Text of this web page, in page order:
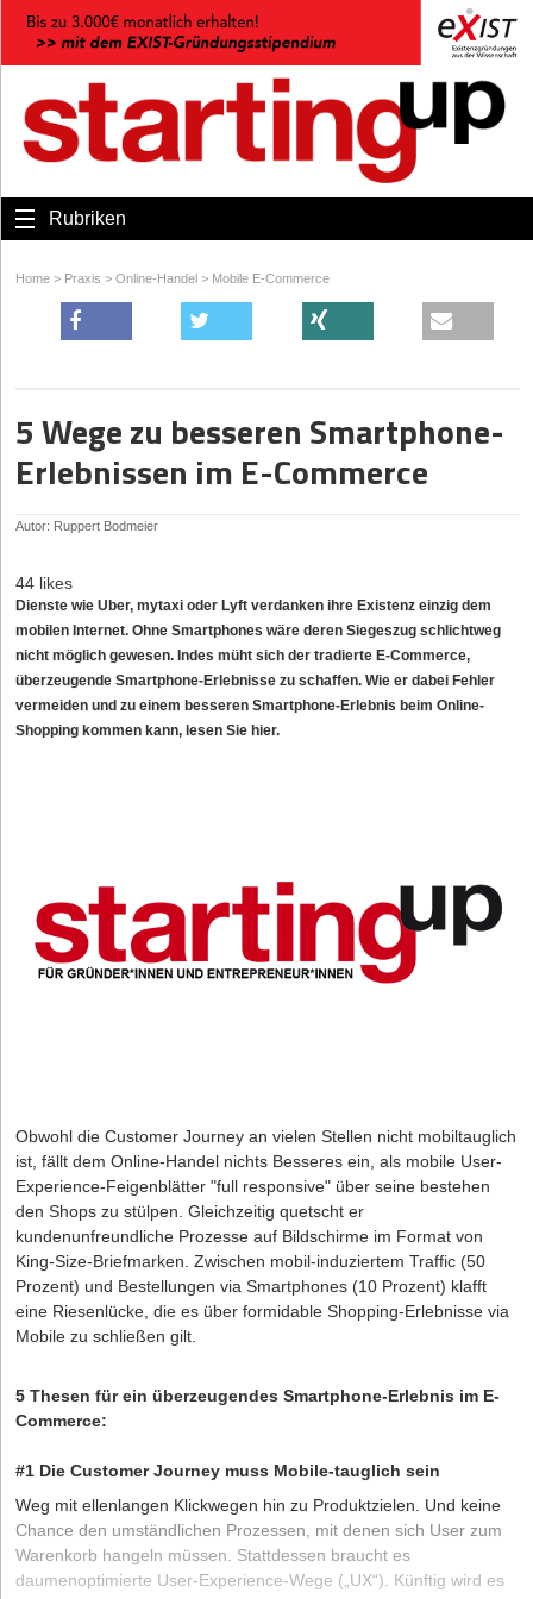
Rubriken
Home > Praxis > Online-Handel > Mobile E-Commerce
5 Wege zu besseren Smartphone-
Erlebnissen im E-Commerce
Autor: Ruppert Bodmeier
44 likes
Dienste wie Uber, mytaxi oder Lyft verdanken ihre Existenz einzig dem
mobilen Internet. Ohne Smartphones wäre deren Siegeszug schlichtweg
nicht möglich gewesen. Indes müht sich der tradierte E-Commerce,
überzeugende Smartphone-Erlebnisse zu schaffen. Wie er dabei Fehler
vermeiden und zu einem besseren Smartphone-Erlebnis beim Online-
Shopping kommen kann, lesen Sie hier.
Obwohl die Customer Journey an vielen Stellen nicht mobiltauglich
ist, fällt dem Online-Handel nichts Besseres ein, als mobile User-
Experience-Feigenblätter "full responsive" über seine bestehen
den Shops zu stülpen. Gleichzeitig quetscht er
kundenunfreundliche Prozesse auf Bildschirme im Format von
King-Size-Briefmarken. Zwischen mobil-induziertem Traffic (50
Prozent) und Bestellungen via Smartphones (10 Prozent) klafft
eine Riesenlücke, die es über formidable Shopping-Erlebnisse via
Mobile zu schließen gilt.
5 Thesen für ein überzeugendes Smartphone-Erlebnis im E-
Commerce:
#1 Die Customer Journey muss Mobile-tauglich sein
Weg mit ellenlangen Klickwegen hin zu Produktzielen. Und keine
Chance den umständlichen Prozessen, mit denen sich User zum
Warenkorb hangeln müssen. Stattdessen braucht es
daumenoptimierte User-Experience-Wege („UX“). Künftig wird es